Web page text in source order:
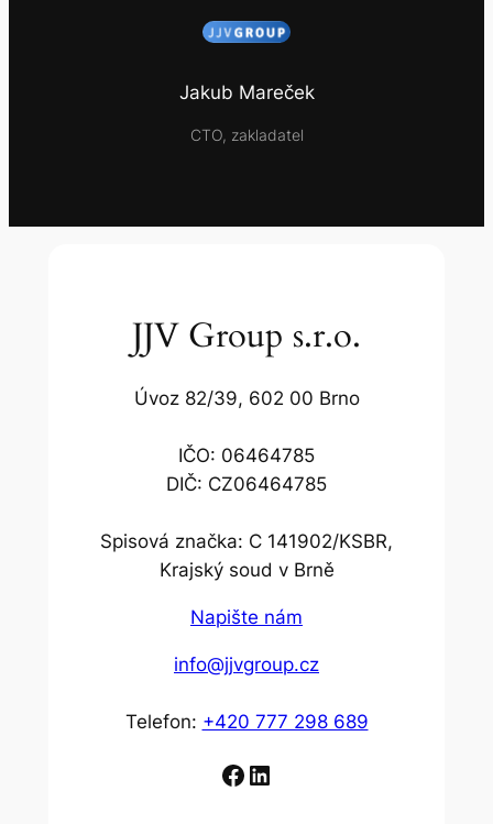
Jakub Mareček
CTO, zakladatel
JJV Group s.r.o.
Úvoz 82/39, 602 00 Brno
IČO: 06464785
DIČ: CZ06464785
Spisová značka: C 141902/KSBR,
Krajský soud v Brně
Napište nám
info@jjvgroup.cz
Telefon: +420 777 298 689
Facebook
LinkedIn